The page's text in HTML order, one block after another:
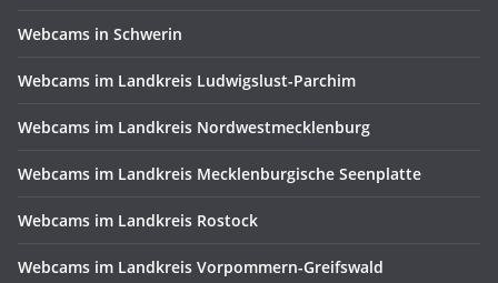
Webcams in Schwerin
Webcams im Landkreis Ludwigslust-Parchim
Webcams im Landkreis Nordwestmecklenburg
Webcams im Landkreis Mecklenburgische Seenplatte
Webcams im Landkreis Rostock
Webcams im Landkreis Vorpommern-Greifswald